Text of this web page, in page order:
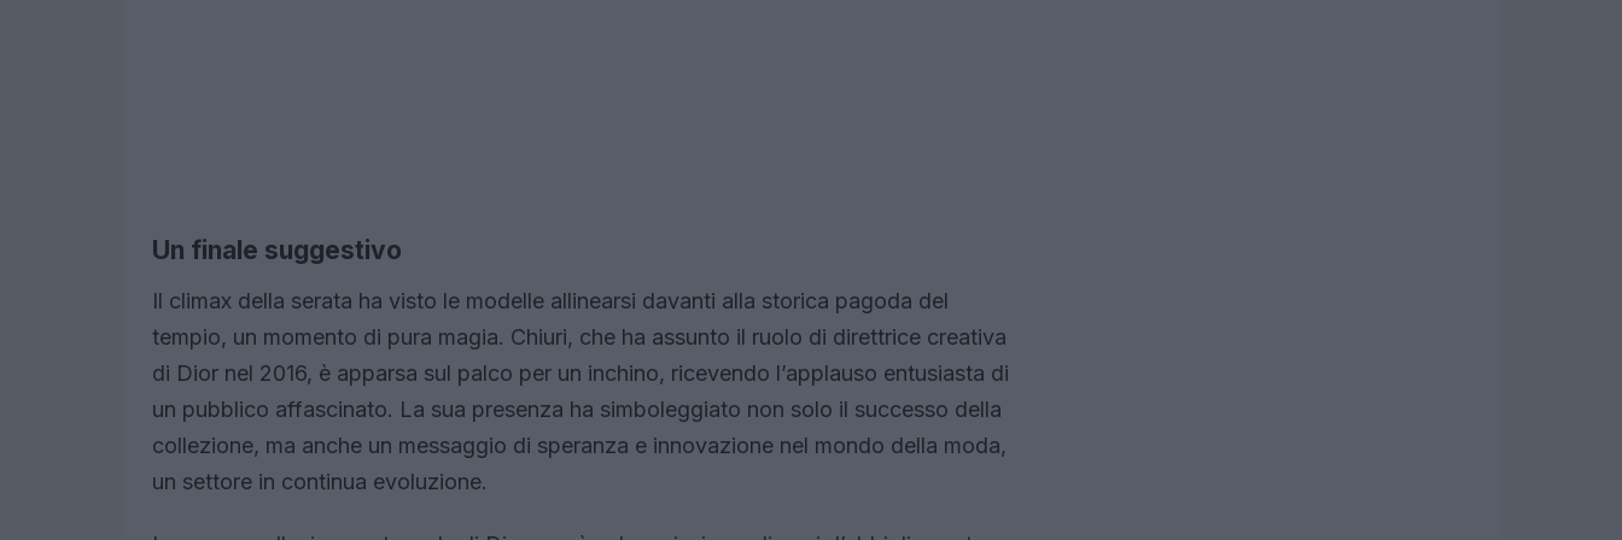
Un finale suggestivo
Il climax della serata ha visto le modelle allinearsi davanti alla storica pagoda del
tempio, un momento di pura magia. Chiuri, che ha assunto il ruolo di direttrice creativa
di Dior nel 2016, è apparsa sul palco per un inchino, ricevendo l’applauso entusiasta di
un pubblico affascinato. La sua presenza ha simboleggiato non solo il successo della
collezione, ma anche un messaggio di speranza e innovazione nel mondo della moda,
un settore in continua evoluzione.